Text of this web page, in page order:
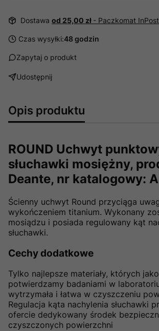
Dostawa od 25,00 zł - Paczkomat InPost
Czas wysyłki:48 godzin
Zapytaj o produkt
Udostępnij
Opis produktu
ROUND Uchwyt
słuchawki mosiężny,
Deante, nr katalogowy:
Ścienny uchwyt Round przyciąga
wykończeniem titanium. Wykonany
mosiądzu i posiada regulowany kąt
słuchawki.
Cechy dodatkowe
Tylko najlepsze materiały, których
potwierdzamy badaniami w
wytrzymała i łatwa w czyszczeniu
Regulacja kąta nachylenia słuchawki
ofercie dedykowany środek
czyszczonych powierzchni